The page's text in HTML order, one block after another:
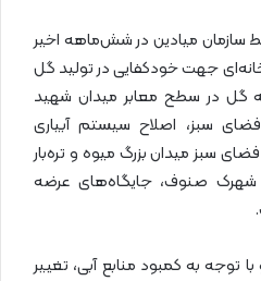
سازمان میادین در شش‌ماهه اخیر
جهت خودکفایی در تولید گل
گل در سطح معابر میدان شهید
سبز، اصلاح سیستم آبیاری
سبز میدان بزرگ میوه و تره‌بار
شهرک صنوف، جایگاه‌های عرضه
توجه به کمبود منابع آبی، تغییر